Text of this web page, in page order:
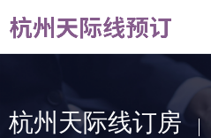
杭州天际线订房